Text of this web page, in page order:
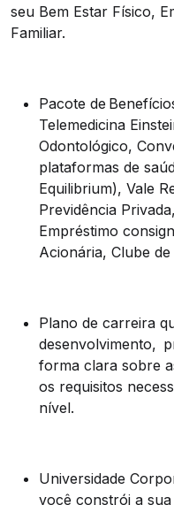
seu Bem Estar Físico,
Familiar.
Pacote de Benefí
Telemedicina
Odontológico,
plataformas de
Equilibrium), Vale
Previdência
Empréstimo
Acionária, Clube
Plano de carreira
desenvolvimento,
forma clara sobre
os requisitos necess
nível.
Universidade
você constrói a